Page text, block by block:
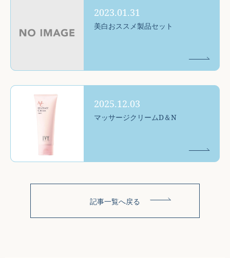
2023.01.31
美白おススメ製品セット
2025.12.03
マッサージクリームD＆N
記事一覧へ戻る